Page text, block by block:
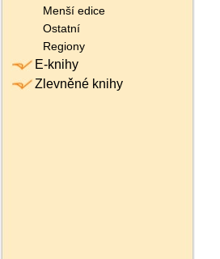
Menší edice
Ostatní
Regiony
E-knihy
Zlevněné knihy